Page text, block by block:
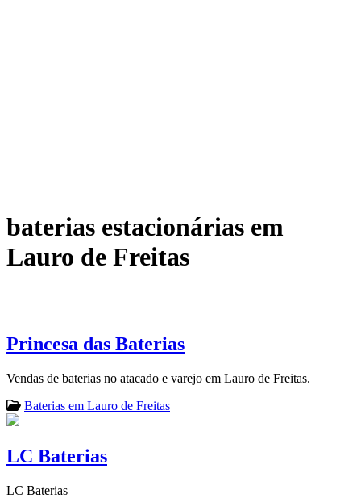
baterias estacionárias em
Lauro de Freitas
Princesa das Baterias
Vendas de baterias no atacado e varejo em Lauro de Freitas.
Baterias em Lauro de Freitas
LC Baterias
LC Baterias